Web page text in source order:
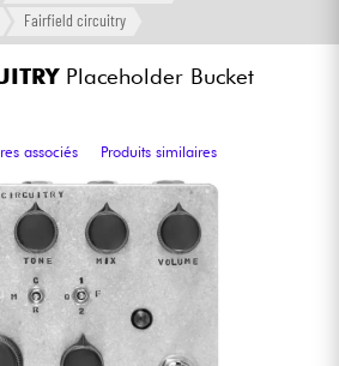
Fairfield circuitry
Placeholder Bucket
associés
Produits similaires